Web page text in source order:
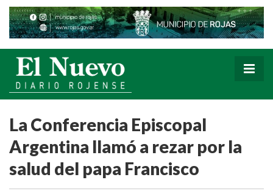
La Conferencia Episcopal
Argentina llamó a rezar por la
salud del papa Francisco